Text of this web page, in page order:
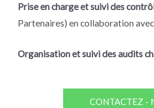
Prise en charge et suivi des
Partenaires) en collaboration avec
Organisation et suivi des audits
CONTACTEZ -